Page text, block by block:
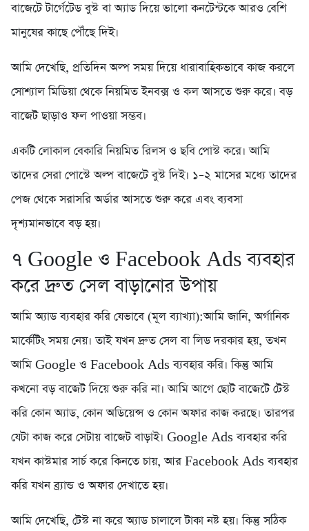
বাজেটে টার্গেটেড বুস্ট বা অ্যাড দিয়ে ভালো কনটেন্টকে আরও বেশি
মানুষের কাছে পৌঁছে দিই।
আমি দেখেছি, প্রতিদিন অল্প সময় দিয়ে ধারাবাহিকভাবে কাজ করলে
সোশ্যাল মিডিয়া থেকে নিয়মিত ইনবক্স ও কল আসতে শুরু করে। বড়
বাজেট ছাড়াও ফল পাওয়া সম্ভব।
একটি লোকাল বেকারি নিয়মিত রিলস ও ছবি পোস্ট করে। আমি
তাদের সেরা পোস্টে অল্প বাজেটে বুস্ট দিই। ১–২ মাসের মধ্যে তাদের
পেজ থেকে সরাসরি অর্ডার আসতে শুরু করে এবং ব্যবসা
দৃশ্যমানভাবে বড় হয়।
৭️ Google ও Facebook Ads ব্যবহার
করে দ্রুত সেল বাড়ানোর উপায়
আমি অ্যাড ব্যবহার করি যেভাবে (মূল ব্যাখ্যা):আমি জানি, অর্গানিক
মার্কেটিং সময় নেয়। তাই যখন দ্রুত সেল বা লিড দরকার হয়, তখন
আমি Google ও Facebook Ads ব্যবহার করি। কিন্তু আমি
কখনো বড় বাজেট দিয়ে শুরু করি না। আমি আগে ছোট বাজেটে টেস্ট
করি কোন অ্যাড, কোন অডিয়েন্স ও কোন অফার কাজ করছে। তারপর
যেটা কাজ করে সেটায় বাজেট বাড়াই। Google Ads ব্যবহার করি
যখন কাস্টমার সার্চ করে কিনতে চায়, আর Facebook Ads ব্যবহার
করি যখন ব্র্যান্ড ও অফার দেখাতে হয়।
আমি দেখেছি, টেস্ট না করে অ্যাড চালালে টাকা নষ্ট হয়। কিন্তু সঠিক